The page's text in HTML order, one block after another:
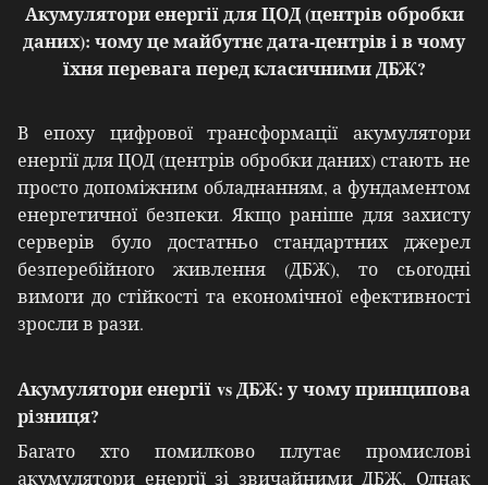
Акумулятори енергії для ЦОД(центрів обробки
даних): чому це майбутнє дата-центрів і в чому
їхня перевага перед класичними ДБЖ?
В епоху цифрової трансформації акумулятори
енергії для ЦОД (центрів обробки даних) стають не
просто допоміжним обладнанням, а фундаментом
енергетичної безпеки. Якщо раніше для захисту
серверів було достатньо стандартних джерел
безперебійного живлення (ДБЖ), то сьогодні
вимоги до стійкості та економічної ефективності
зросли в рази.
Акумулятори енергії vs ДБЖ: у чому принципова
різниця?
Багато хто помилково плутає промислові
акумулятори енергії зі звичайними ДБЖ. Однак